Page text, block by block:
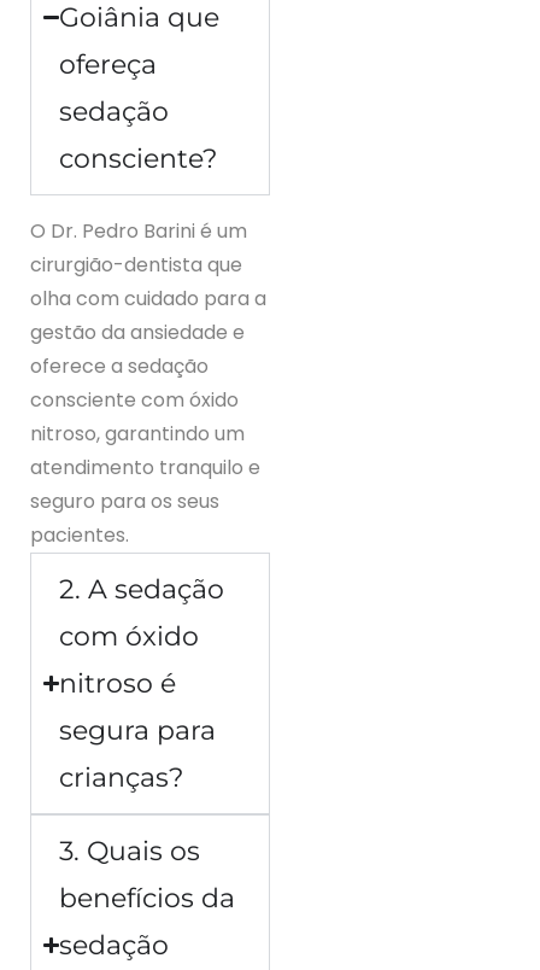
Goiânia que
ofereça
sedação
consciente?
O Dr. Pedro Barini é um
cirurgião-dentista que
olha com cuidado para a
gestão da ansiedade e
oferece a sedação
consciente com óxido
nitroso, garantindo um
atendimento tranquilo e
seguro para os seus
pacientes.
2. A sedação
com óxido
nitroso é
segura para
crianças?
3. Quais os
benefícios da
sedação